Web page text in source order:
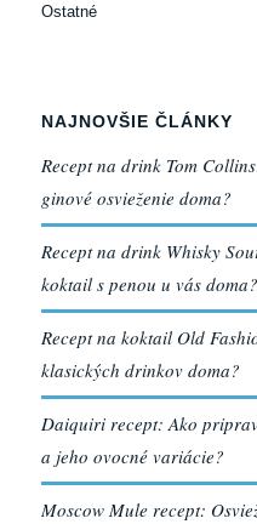
Ostatné
NAJNOVŠIE ČLÁNKY
Recept na drink Tom
ginové osvieženie doma?
Recept na drink Whisky
koktail s penou u vás doma?
Recept na koktail Old
klasických drinkov doma?
Daiquiri recept: Ako
a jeho ovocné variácie?
Moscow Mule recept: